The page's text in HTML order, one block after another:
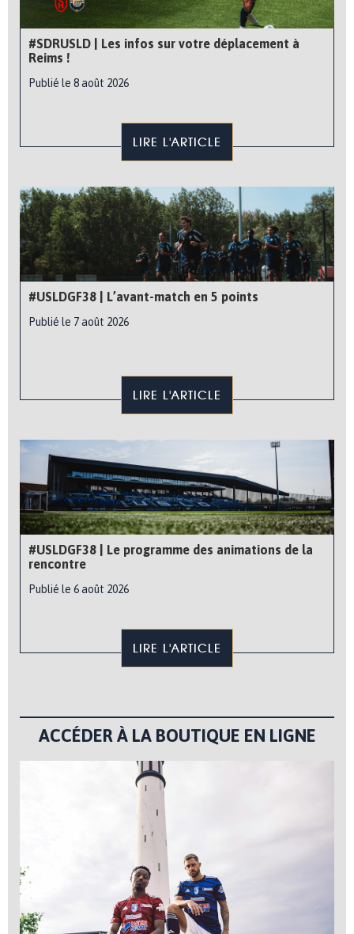
#SDRUSLD | Les infos sur votre déplacement à
Reims !
Publié le 8 août 2026
LIRE L'ARTICLE
#USLDGF38 | L’avant-match en 5 points
Publié le 7 août 2026
LIRE L'ARTICLE
#USLDGF38 | Le programme des animations de la
rencontre
Publié le 6 août 2026
LIRE L'ARTICLE
ACCÉDER À LA BOUTIQUE EN LIGNE